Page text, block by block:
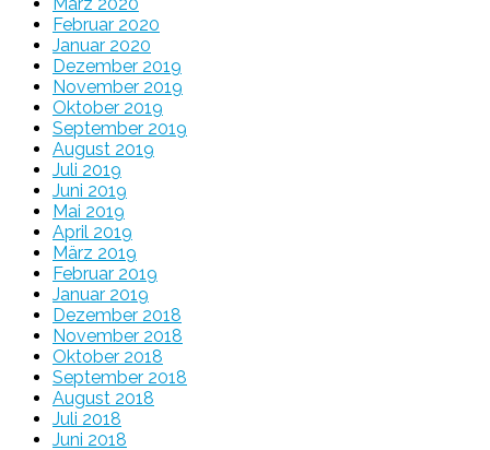
Februar 2020
Januar 2020
Dezember 2019
November 2019
Oktober 2019
September 2019
August 2019
Juli 2019
Juni 2019
Mai 2019
April 2019
März 2019
Februar 2019
Januar 2019
Dezember 2018
November 2018
Oktober 2018
September 2018
August 2018
Juli 2018
Juni 2018